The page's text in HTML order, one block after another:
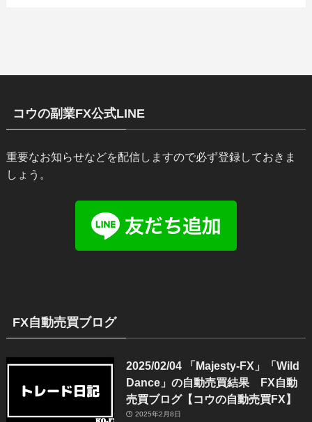
コウの副業FX公式LINE
重要なお知らせなどを配信しますので必ず登録しておきま
しょう。
FX自動売買ブログ
2025/02/04 「Majesty-FX」「Wild
Dance」の自動売買結果 FX自動
売買ブログ【コウの自動売買FX】
2025年2月8日